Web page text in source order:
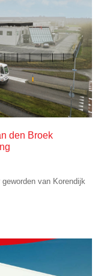
den Broek
van Korendijk